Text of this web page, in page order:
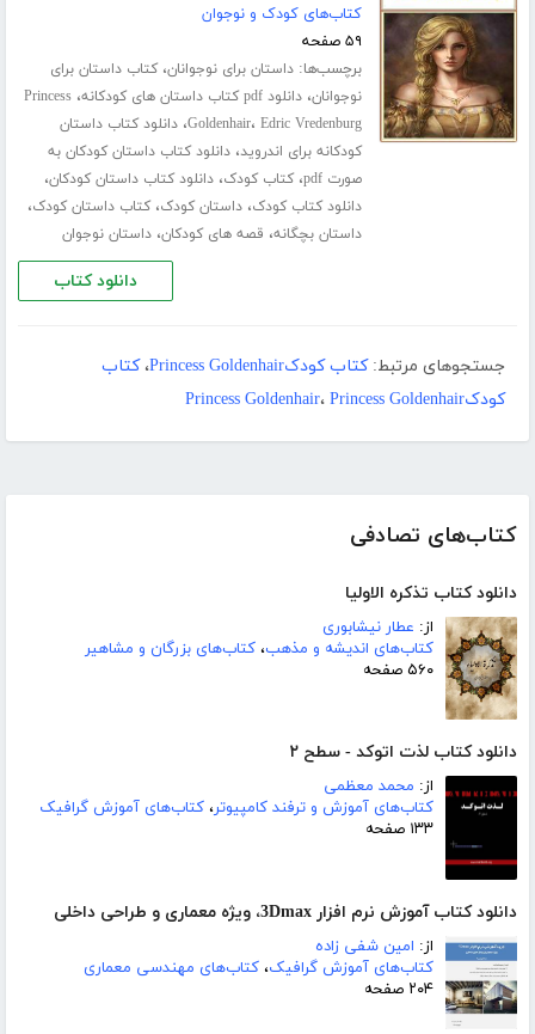
کتاب‌های تصادفی
دانلود کتاب تذکره الاولیا
از: عطار نیشابوری
کتاب‌های اندیشه و مذهب، کتاب‌های بزرگان و مشاهیر
۵۶۰ صفحه
دانلود کتاب لذت اتوکد - سطح ۲
از: محمد معظمی
کتاب‌های آموزش و ترفند کامپیوتر، کتاب‌های آموزش گرافیک
۱۳۳ صفحه
دانلود کتاب آموزش نرم افزار 3Dmax، ویژه معماری و طراحی داخلی
از: امین شفی زاده
کتاب‌های آموزش گرافیک، کتاب‌های مهندسی معماری
۲۰۴ صفحه
کتاب‌های کودک و نوجوان
۵۹ صفحه
برچسب‌ها:داستان برای نوجوانان،کتاب داستان برای
نوجوانان،دانلود pdf کتاب داستان های کودکانه ،Princess
Goldenhair، Edric Vredenburg ،دانلود کتاب داستان
کودکانه برای اندروید،دانلود کتاب داستان کودکان به
صورت pdf
،کتاب کودک،دانلود کتاب داستان کودکان،
دانلود کتاب کودک،داستان کودک،کتاب داستان کودک،
داستان بچگانه، قصه های کودکان،داستان نوجوان
دانلود کتاب
جستجوهای مرتبط: کتاب کودکPrincess Goldenhair ،کتاب
کودکPrincess Goldenhair
، Princess Goldenhair